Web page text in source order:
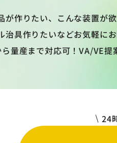
が作りたい、こんな装置が
治具作りたいなどお気軽に
量産まで対応可！VA/VE提
24